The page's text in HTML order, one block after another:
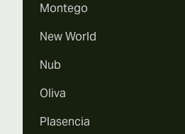
Montego
New World
Nub
Oliva
Plasencia